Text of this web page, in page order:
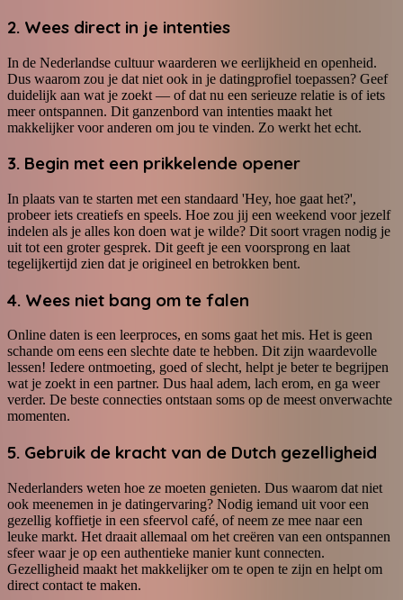
2. Wees direct in je intenties
In de Nederlandse cultuur waarderen we eerlijkheid en openheid.
Dus waarom zou je dat niet ook in je datingprofiel toepassen? Geef
duidelijk aan wat je zoekt — of dat nu een serieuze relatie is of iets
meer ontspannen. Dit ganzenbord van intenties maakt het
makkelijker voor anderen om jou te vinden. Zo werkt het echt.
3. Begin met een prikkelende opener
In plaats van te starten met een standaard 'Hey, hoe gaat het?',
probeer iets creatiefs en speels. Hoe zou jij een weekend voor jezelf
indelen als je alles kon doen wat je wilde? Dit soort vragen nodig je
uit tot een groter gesprek. Dit geeft je een voorsprong en laat
tegelijkertijd zien dat je origineel en betrokken bent.
4. Wees niet bang om te falen
Online daten is een leerproces, en soms gaat het mis. Het is geen
schande om eens een slechte date te hebben. Dit zijn waardevolle
lessen! Iedere ontmoeting, goed of slecht, helpt je beter te begrijpen
wat je zoekt in een partner. Dus haal adem, lach erom, en ga weer
verder. De beste connecties ontstaan soms op de meest onverwachte
momenten.
5. Gebruik de kracht van de Dutch gezelligheid
Nederlanders weten hoe ze moeten genieten. Dus waarom dat niet
ook meenemen in je datingervaring? Nodig iemand uit voor een
gezellig koffietje in een sfeervol café, of neem ze mee naar een
leuke markt. Het draait allemaal om het creëren van een ontspannen
sfeer waar je op een authentieke manier kunt connecten.
Gezelligheid maakt het makkelijker om te open te zijn en helpt om
direct contact te maken.